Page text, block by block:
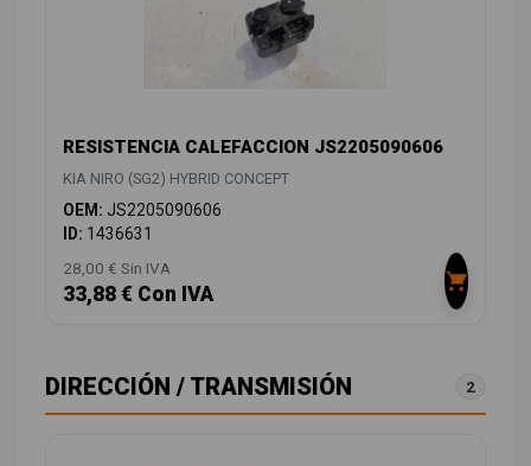
RESISTENCIA CALEFACCION JS2205090606
KIA NIRO (SG2) HYBRID CONCEPT
OEM: JS2205090606
ID: 1436631
28,00 € Sin IVA
33,88 € Con IVA
DIRECCIÓN / TRANSMISIÓN 2